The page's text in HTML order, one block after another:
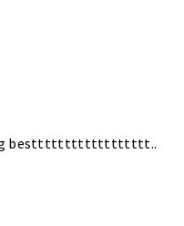
bestttttttttttttttttt..